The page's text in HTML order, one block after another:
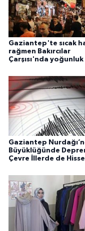
Gaziantep'te sıcak
rağmen Bakırcılar
Çarşısı'nda yoğunluk
Gaziantep
Büyüklüğünde
Çevre İllerde de